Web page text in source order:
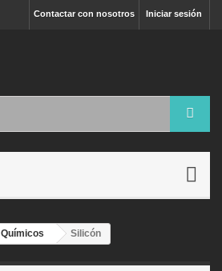
Iniciar sesión
Contactar con nosotros
Químicos Silicón